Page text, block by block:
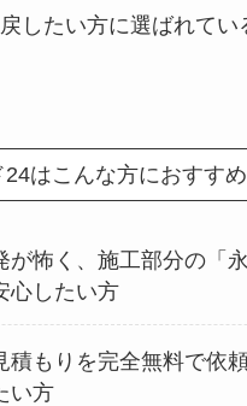
したい方に選ばれてい
はこんな方におすすめ
が怖く、施工部分の「永
心したい方
積もりを完全無料で依
い方